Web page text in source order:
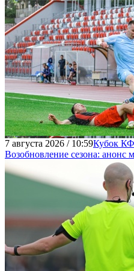
7 августа 2026 / 10:59Кубок
Возобновление сезона: анонс